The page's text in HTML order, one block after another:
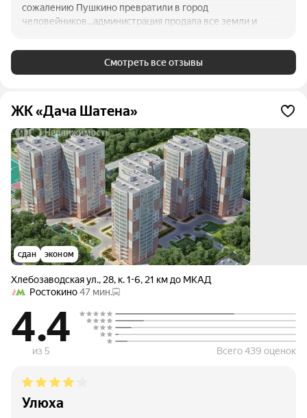
сожалению Пушкино превратили в город
человейников...администрация продала все земли и
добиваются непонятно. Пушкино и так постоянно стоит в
пробках. А Ярославка это вечная пробка...
Смотреть все отзывы
ЖК «Дача Шатена»
сдан эконом
Хлебозаводская ул., 28, к. 1-6, 21 км до МКАД
Ростокино47 мин.
4.4
из 5 Всего 439 оценок
Улюха